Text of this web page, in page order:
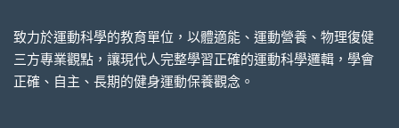
致力於運動科學的教育單位，以體適能、運動營養、物理復健
三方專業觀點，讓現代人完整學習正確的運動科學邏輯，學會
正確、自主、長期的健身運動保養觀念。